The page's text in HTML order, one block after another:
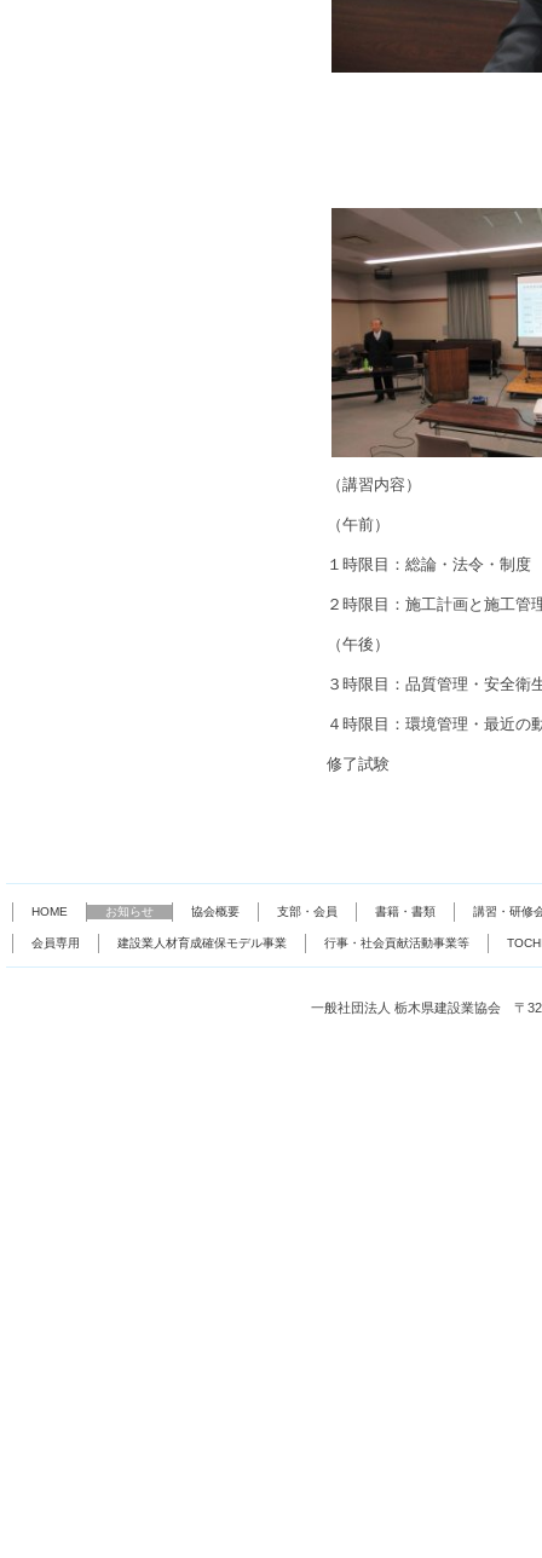
（講習内容）
（午前）
１時限目：総論・法令・制度
２時限目：施工計画と施工
（午後）
３時限目：品質管理・安全衛
４時限目：環境管理・最近の
修了試験
HOME お知らせ 協会概要 支部・会員 書籍・書類 講習・研修
会員専用 建設業人材育成確保モデル事業 行事・社会貢献活動事業等
一般社団法人 栃木県建設業協会 〒